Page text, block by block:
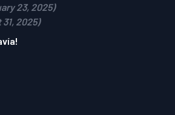
23, 2025)
2025)